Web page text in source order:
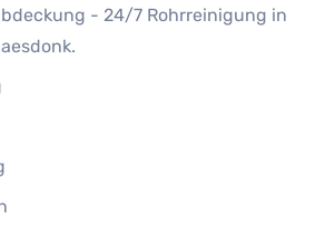
- 24/7 Rohrreinigung in